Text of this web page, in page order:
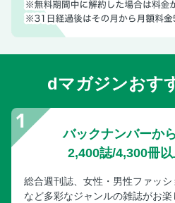
【40】服と靴のFAQへの解答を
【41】鞄の「革」も定期的なケ
【43】毎日使う腕時計は、日常
える
【45】気合を入れる日の足元は
【46】黒染めで服の寿命を延ば
【47】お気に入りを長く愛する
【48】最後に、4つの“ご自愛ケ
dマガジンおす
バックナンバーか
2,400誌/4,300冊
総合週刊誌、女性・男性ファッ
など多彩なジャンルの雑誌がお